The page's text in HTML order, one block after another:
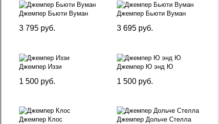
Джемпер Бьюти Вуман
3 795 руб.
Джемпер Бьюти Вуман
3 695 руб.
Джемпер Иззи
1 500 руб.
Джемпер Ю энд Ю
1 500 руб.
Джемпер Клос Джемпер Дольче Стелла